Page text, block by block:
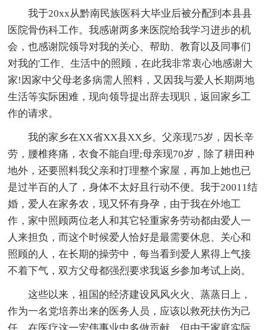
我于20xx从黔南民族医科大毕业后被分配到本县县
医院骨伤科工作。我感谢两多来医院给我学习进步的机
会，也感谢院领导对我的关心、帮助、教育以及同事们
对我的'工作、生活中的照顾，在此我非常衷心地感谢大
家!因家中父母老多病需人照料，又因我与爱人长期两地
生活等实际困难，现向领导提出辞去现职，返回家乡工
作的请求。
我的家乡在XX省XX县XX乡。父亲现75岁，因长辛
劳，腰椎疼痛，衣食不能自理;母亲现70岁，除了耕田种
地外，还要照料我父亲和打理整个家屋，再加上她也已
是过半百的人了，身体不太好且行动不便。我于20011结
婚，爱人在家务农，现又怀有身孕，由于我在外地工
作，家中照顾两位老人和其它轻重家务劳动都由爱人一
人来担负，而这个时候爱人恰好是最需要休息、关心和
照顾的人，在长期的操劳中，每当看到爱人累得上气接
不着下气，双方父母都强烈要求我返乡参加考试上岗。
这些以来，祖国的经济建设风风火火、蒸蒸日上，
作为一名党培养出来的医务人员，应该以救死扶伤为己